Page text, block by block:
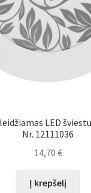
LED
Nr. 12111036
14,70 €
Į krepšelį